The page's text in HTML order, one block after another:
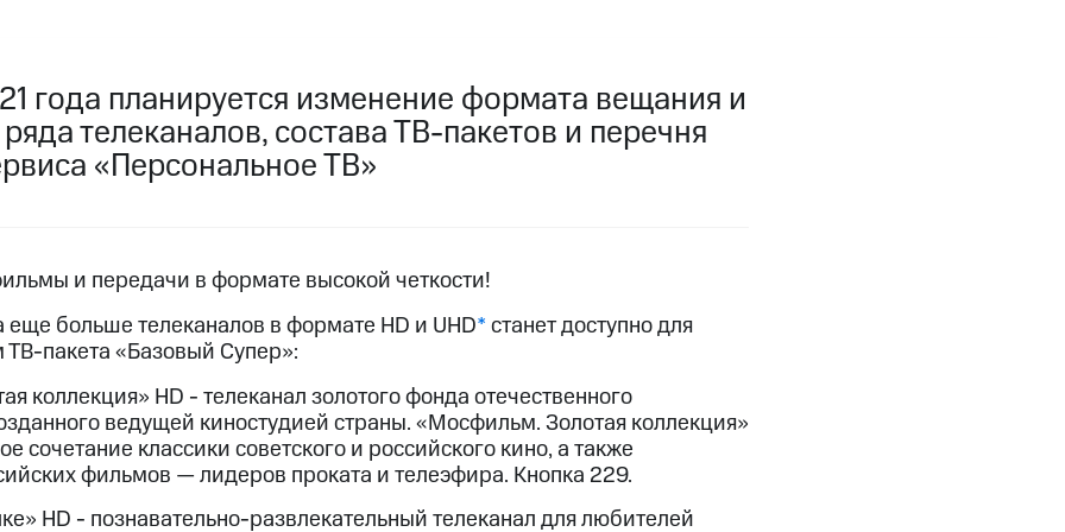
Приложения
ГудокМой МТСВсе приложения
15%
МТСНастройки автоплатежаПополнить номер другого оператора
картуМТС Pay Оплата по QR-коду за границей
Интернет-магазин
доступ к геолокации
нашем приложении
ГудокМой МТСВсе приложенияИнвестиции
года планируется изменение формата вещания и
телеканалов, состава ТВ-пакетов и перечня
«Персональное ТВ»
и передачи в формате высокой четкости!
еще больше телеканалов в формате HD и UHD*станет доступно для
пакета «Базовый Супер»:
коллекция» HD - телеканал золотого фонда отечественного
ведущей киностудией страны. «Мосфильм. Золотая коллекция»
сочетание классики советского и российского кино, а также
фильмов — лидеров проката и телеэфира. Кнопка 229.
HD - познавательно-развлекательный телеканал для любителей